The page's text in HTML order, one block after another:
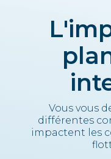
Vous vous
différentes
impactent les